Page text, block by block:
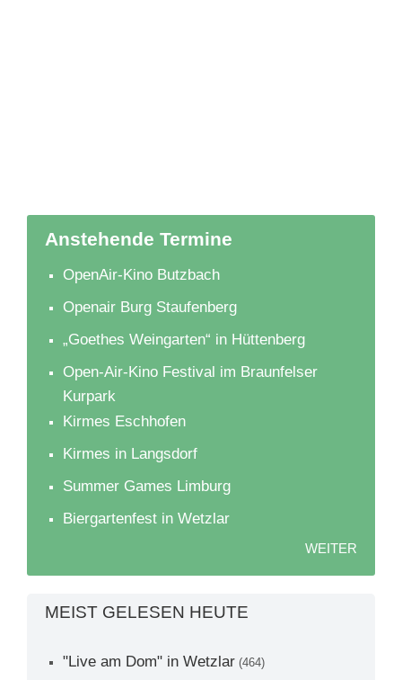
Anstehende Termine
OpenAir-Kino Butzbach
Openair Burg Staufenberg
„Goethes Weingarten“ in Hüttenberg
Open-Air-Kino Festival im Braunfelser
Kurpark
Kirmes Eschhofen
Kirmes in Langsdorf
Summer Games Limburg
Biergartenfest in Wetzlar
WEITER
MEIST GELESEN HEUTE
"Live am Dom" in Wetzlar (464)